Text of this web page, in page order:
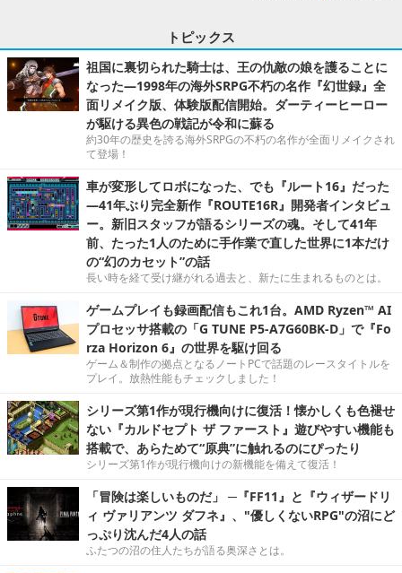
トピックス
祖国に裏切られた騎士は、王の仇敵の娘を護ることに
なった―1998年の海外SRPG不朽の名作『幻世録』全
面リメイク版、体験版配信開始。ダーティーヒーロー
が駆ける異色の戦記が令和に蘇る
約30年の歴史を誇る海外SRPGの不朽の名作が全面リメイクされ
て登場！
車が変形してロボになった、でも『ルート16』だった
―41年ぶり完全新作『ROUTE16R』開発者インタビュ
ー。新旧スタッフが語るシリーズの魂。そして41年
前、たった1人のために手作業で直した世界に1本だけ
の“幻のカセット”の話
長い時を経て受け継がれる過去と、新たに生まれるものとは。
ゲームプレイも録画配信もこれ1台。AMD Ryzen™ AI
プロセッサ搭載の「G TUNE P5-A7G60BK-D」で『Fo
rza Horizon 6』の世界を駆け回る
ゲーム＆制作の拠点となるノートPCで話題のレースタイトルを
プレイ。放熱性能もチェックしました！
シリーズ第1作が現行機向けに復活！懐かしくも色褪せ
ない『カルドセプト ザ ファースト』遊びやすい機能も
搭載で、あらためて“原典”に触れるのにぴったり
シリーズ第1作が現行機向けの新機能を備えて復活！
「冒険は楽しいものだ」 ─『FF11』と『ウィザードリ
ィ ヴァリアンツ ダフネ』、"優しくないRPG"の沼にど
っぷり沈んだ4人の話
ふたつの沼の住人たちが語る奥深さとは。